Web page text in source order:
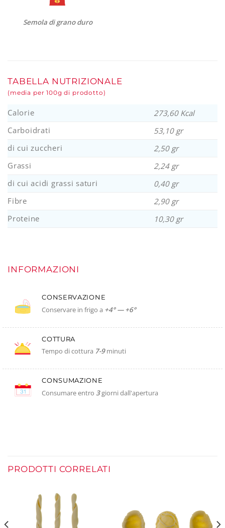
Semola di grano duro
TABELLA NUTRIZIONALE
(media per 100g di prodotto)
Calorie
273,60 Kcal
Carboidrati
53,10 gr
di cui zuccheri
2,50 gr
Grassi
2,24 gr
di cui acidi grassi saturi
0,40 gr
Fibre
2,90 gr
Proteine
10,30 gr
INFORMAZIONI
CONSERVAZIONE
Conservare in frigo a +4° — +6°
COTTURA
Tempo di cottura 7-9minuti
CONSUMAZIONE
Consumare entro3giorni dall'apertura
PRODOTTI CORRELATI